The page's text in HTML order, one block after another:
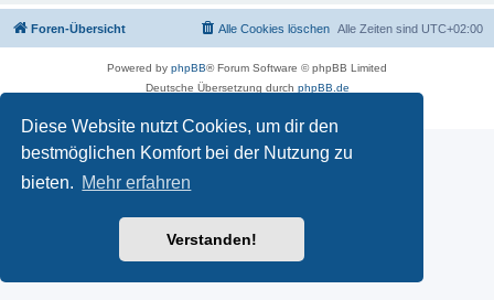
Diese Website nutzt Cookies, um dir den
bestmöglichen Komfort bei der Nutzung zu
bieten. Mehr erfahren
Verstanden!
Foren-Übersicht Alle Zeiten sind UTC+02:00
Alle Cookies löschen
Powered by phpBB® Forum Software © phpBB Limited
Deutsche Übersetzung durch phpBB.de